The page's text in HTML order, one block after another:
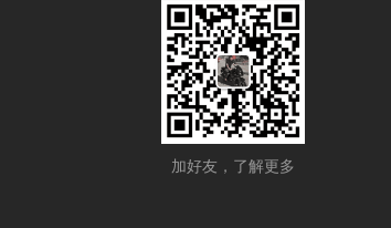
加好友，了解更多